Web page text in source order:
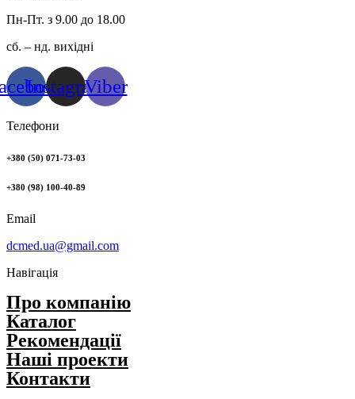
Пн-Пт. з 9.00 до 18.00
сб. – нд. вихідні
InstagramViber
Телефони
+380 (50) 071-73-03
+380 (98) 100-40-89
Email
dcmed.ua@gmail.com
Навігація
Про компанію
Каталог
Рекомендації
Нашi проекти
Контакти